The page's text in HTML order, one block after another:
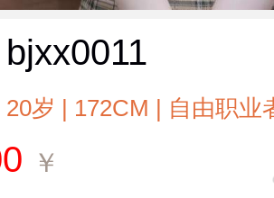
bjxx0011
20岁 | 172CM | 自由职业
￥